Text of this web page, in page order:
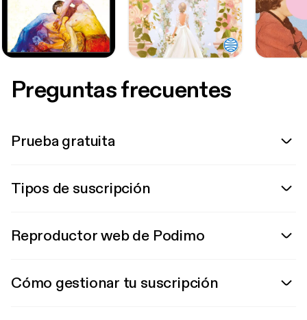
Preguntas frecuentes
Prueba gratuita
Tipos de suscripción
Reproductor web de Podimo
Cómo gestionar tu suscripción